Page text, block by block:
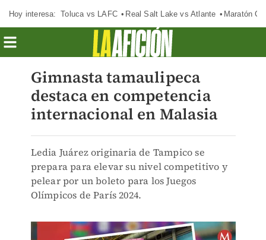
Hoy interesa: Toluca vs LAFC Real Salt Lake vs Atlante Maratón
Gimnasta tamaulipeca
destaca en competencia
internacional en Malasia
Ledia Juárez originaria de Tampico se
prepara para elevar su nivel competitivo y
pelear por un boleto para los Juegos
Olímpicos de París 2024.